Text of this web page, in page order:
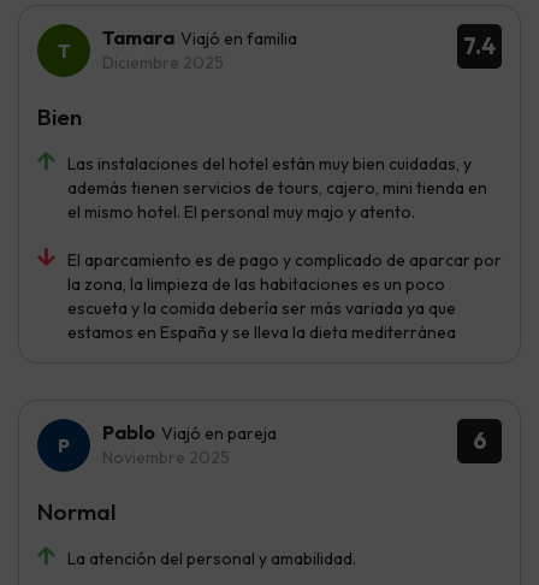
7.4
Tamara Viajó en familia
Diciembre 2025
Las instalaciones del hotel están muy bien cuidadas, y
además tienen servicios de tours, cajero, mini tienda en
el mismo hotel. El personal muy majo y atento.
El aparcamiento es de pago y complicado de aparcar por
la zona, la limpieza de las habitaciones es un poco
escueta y la comida debería ser más variada ya que
estamos en España y se lleva la dieta mediterránea
Bien
6
Pablo Viajó en pareja
Noviembre 2025
La atención del personal y amabilidad.
Normal